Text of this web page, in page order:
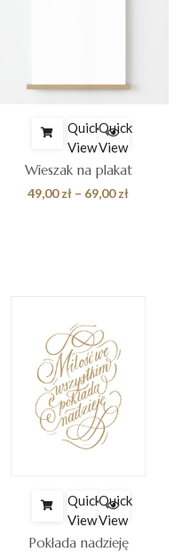
Quick
View
Quick
View
Wieszak na plakat
49,00zł – 69,00złZakres
Quick
View
Quick
View
Pokłada nadzieję